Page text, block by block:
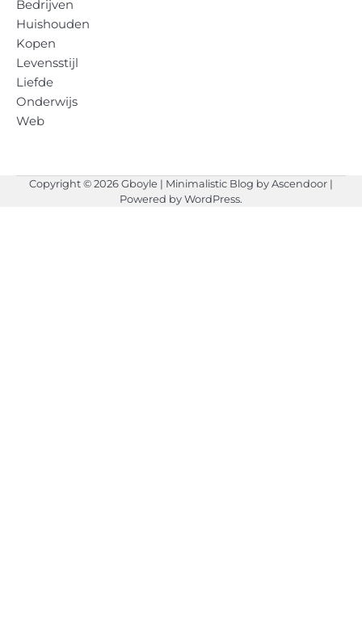
Bedrijven
Huishouden
Kopen
Levensstijl
Liefde
Onderwijs
Web
Copyright © 2026Gboyle | Minimalistic Blog byAscendoor |
Powered byWordPress.